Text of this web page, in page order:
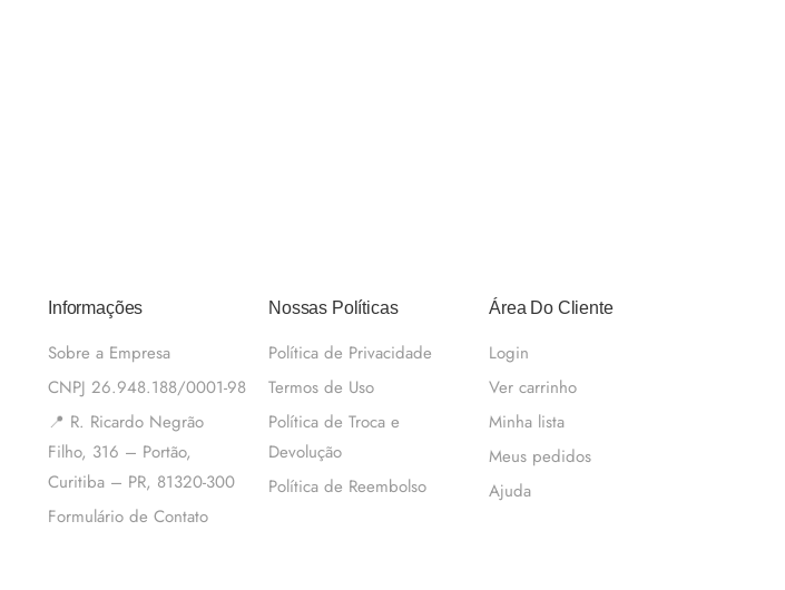
Informações
Sobre a Empresa
CNPJ 26.948.188/0001-98
📍 R. Ricardo Negrão
Filho, 316 – Portão,
Curitiba – PR, 81320-300
Formulário de Contato
Nossas Políticas
Política de Privacidade
Termos de Uso
Política de Troca e
Devolução
Política de Reembolso
Área Do Cliente
Login
Ver carrinho
Minha lista
Meus pedidos
Ajuda